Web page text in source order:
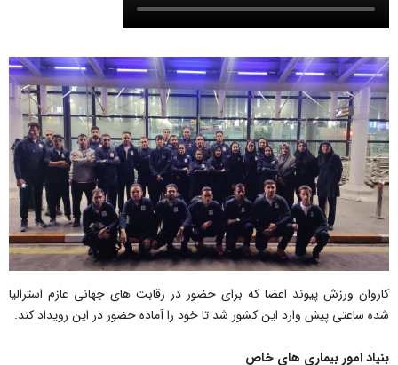
کاروان ورزش پیوند اعضا که برای حضور در رقابت های جهانی عازم استرالیا
شده ساعتی پیش وارد این کشور شد تا خود را آماده حضور در این رویداد کند.
بنیاد امور بیماری های خاص